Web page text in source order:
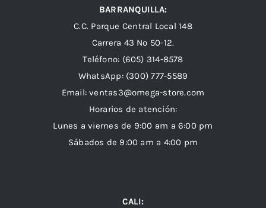
BARRANQUILLA:
C.C. Parque Central Local 148
Carrera 43 Nº 50-12.
Teléfono: (605) 314-8578
WhatsApp: (300) 777-5589
Email: ventas3@omega-store.com
Horarios de atención:
Lunes a viernes de 9:00 am a 6:00 pm
Sábados de 9:00 am a 4:00 pm
CALI: